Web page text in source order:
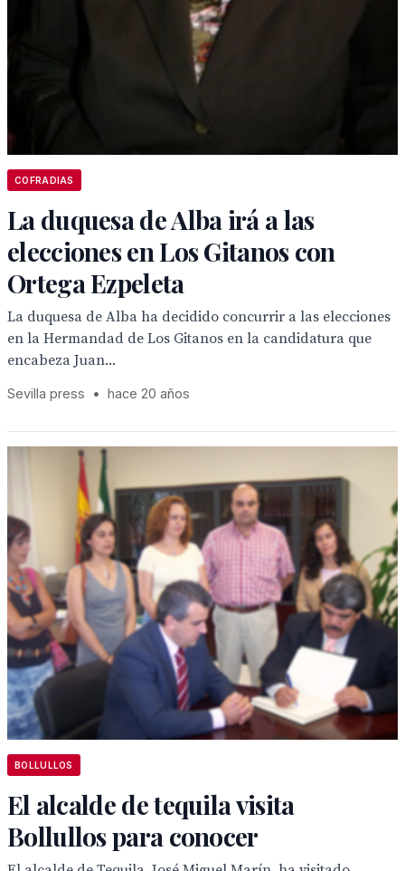
COFRADIAS
La duquesa de Alba irá a las
elecciones en Los Gitanos con
Ortega Ezpeleta
La duquesa de Alba ha decidido concurrir a las elecciones
en la Hermandad de Los Gitanos en la candidatura que
encabeza Juan...
Sevilla press • hace 20 años
BOLLULLOS
El alcalde de tequila visita
Bollullos para conocer